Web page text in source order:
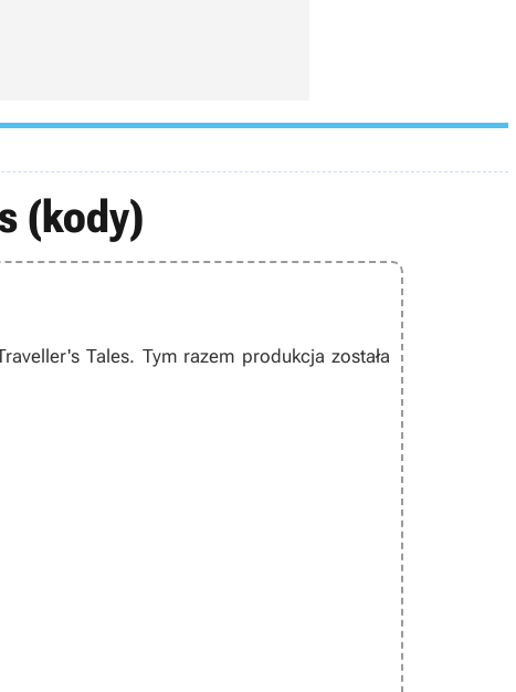
(kody)
Tales. Tym razem produkcja została